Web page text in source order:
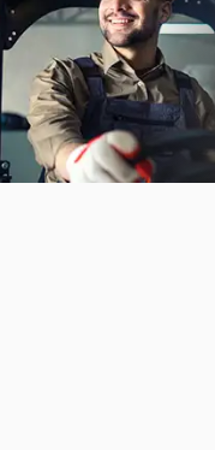
Mercedes Benz Sklápěč